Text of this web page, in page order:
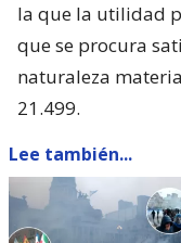
la que la utilidad
que se procura
naturaleza
21.499.
Lee también...